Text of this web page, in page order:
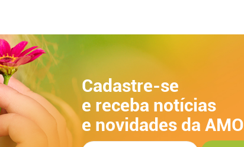
Cadastre-se
e receba notícias
e novidades da AMO